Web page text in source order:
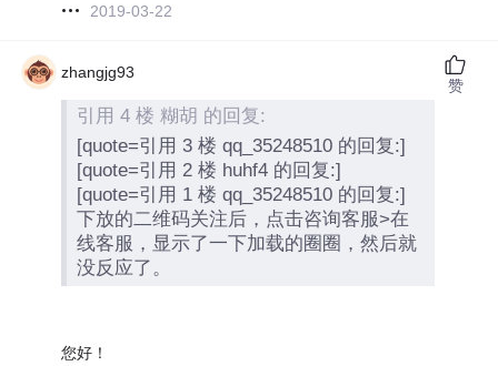
2019-03-22
zhangjg93
引用 4 楼 糊胡 的回复:
[quote=引用 3 楼 qq_35248510 的回复:]
[quote=引用 2 楼 huhf4 的回复:]
[quote=引用 1 楼 qq_35248510 的回复:]
下放的二维码关注后，点击咨询客服>在
线客服，显示了一下加载的圈圈，然后就
没反应了。
您好！
赞